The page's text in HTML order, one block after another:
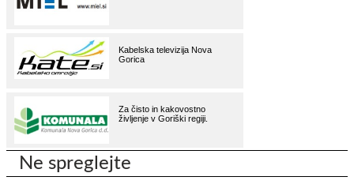
Ne spreglejte